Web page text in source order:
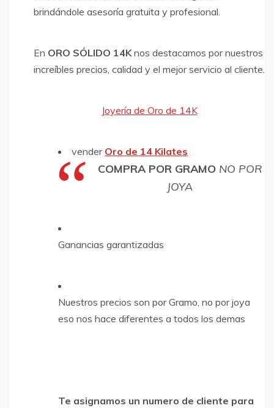
brindándole asesoría gratuita y profesional.
En ORO SÓLIDO 14Knos destacamos por nuestros
increíbles precios, calidad y el mejor servicio al cliente.
Joyería de Oro de 14K
vender Oro de 14 Kilates
COMPRA POR GRAMO NO POR
JOYA
Ganancias garantizadas
Nuestros precios son por Gramo, no por joya
eso nos hace diferentes a todos los demas
Te asignamos un numero de cliente para